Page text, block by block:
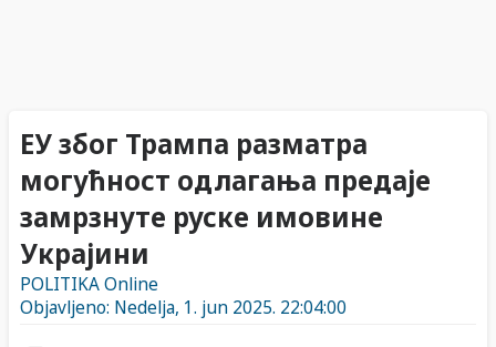
ЕУ због Трампа разматра
могућност одлагања предаје
замрзнуте руске имовине
Украјини
POLITIKA Online
Objavljeno: Nedelja, 1. jun 2025. 22:04:00